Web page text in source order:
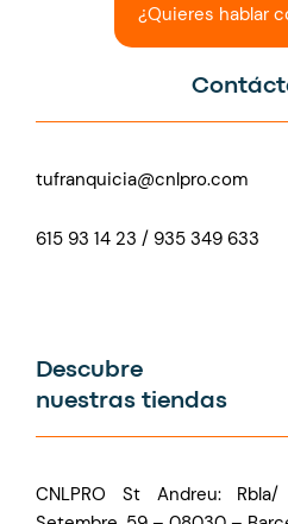
¿Quieres hablar
tufranquicia@cnlpro.com
615 93 14 23 / 935 349 633
Descubre
nuestras tiendas
CNLPRO St Andreu: